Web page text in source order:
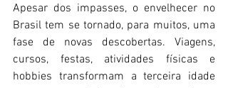
Apesar dos impasses, o envelhecer no
Brasil tem se tornado, para muitos, uma
fase de novas descobertas. Viagens,
cursos, festas, atividades físicas e
hobbies transformam a terceira idade